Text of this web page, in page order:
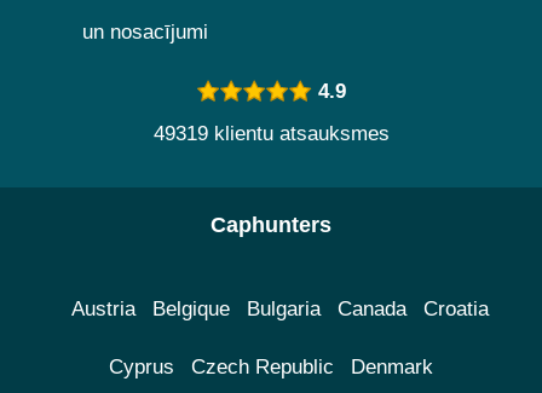
un nosacījumi
4.9
49319 klientu atsauksmes
Caphunters
Austria Belgique Bulgaria Canada Croatia
Cyprus Czech Republic Denmark